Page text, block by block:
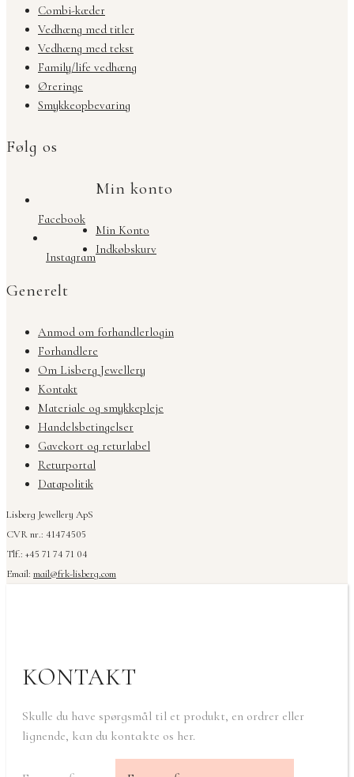
Combi-kæder
Vedhæng med titler
Vedhæng med tekst
Family/life vedhæng
Øreringe
Smykkeopbevaring
Følg os
Facebook
Instagram
Min konto
Min Konto
Indkøbskurv
Generelt
Anmod om forhandlerlogin
Forhandlere
Om Lisberg Jewellery
Kontakt
Materiale og smykkepleje
Handelsbetingelser
Gavekort og returlabel
Returportal
Datapolitik
Lisberg Jewellery ApS
CVR nr.: 41474505
Tlf.: +45 71 74 71 04
Email: mail@frk-lisberg.com
KONTAKT
Skulle du have spørgsmål til et produkt, en ordrer eller
lignende, kan du kontakte os her.